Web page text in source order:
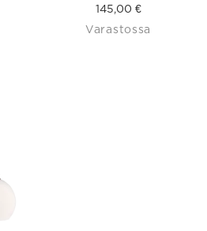
145,00 €
Varastossa